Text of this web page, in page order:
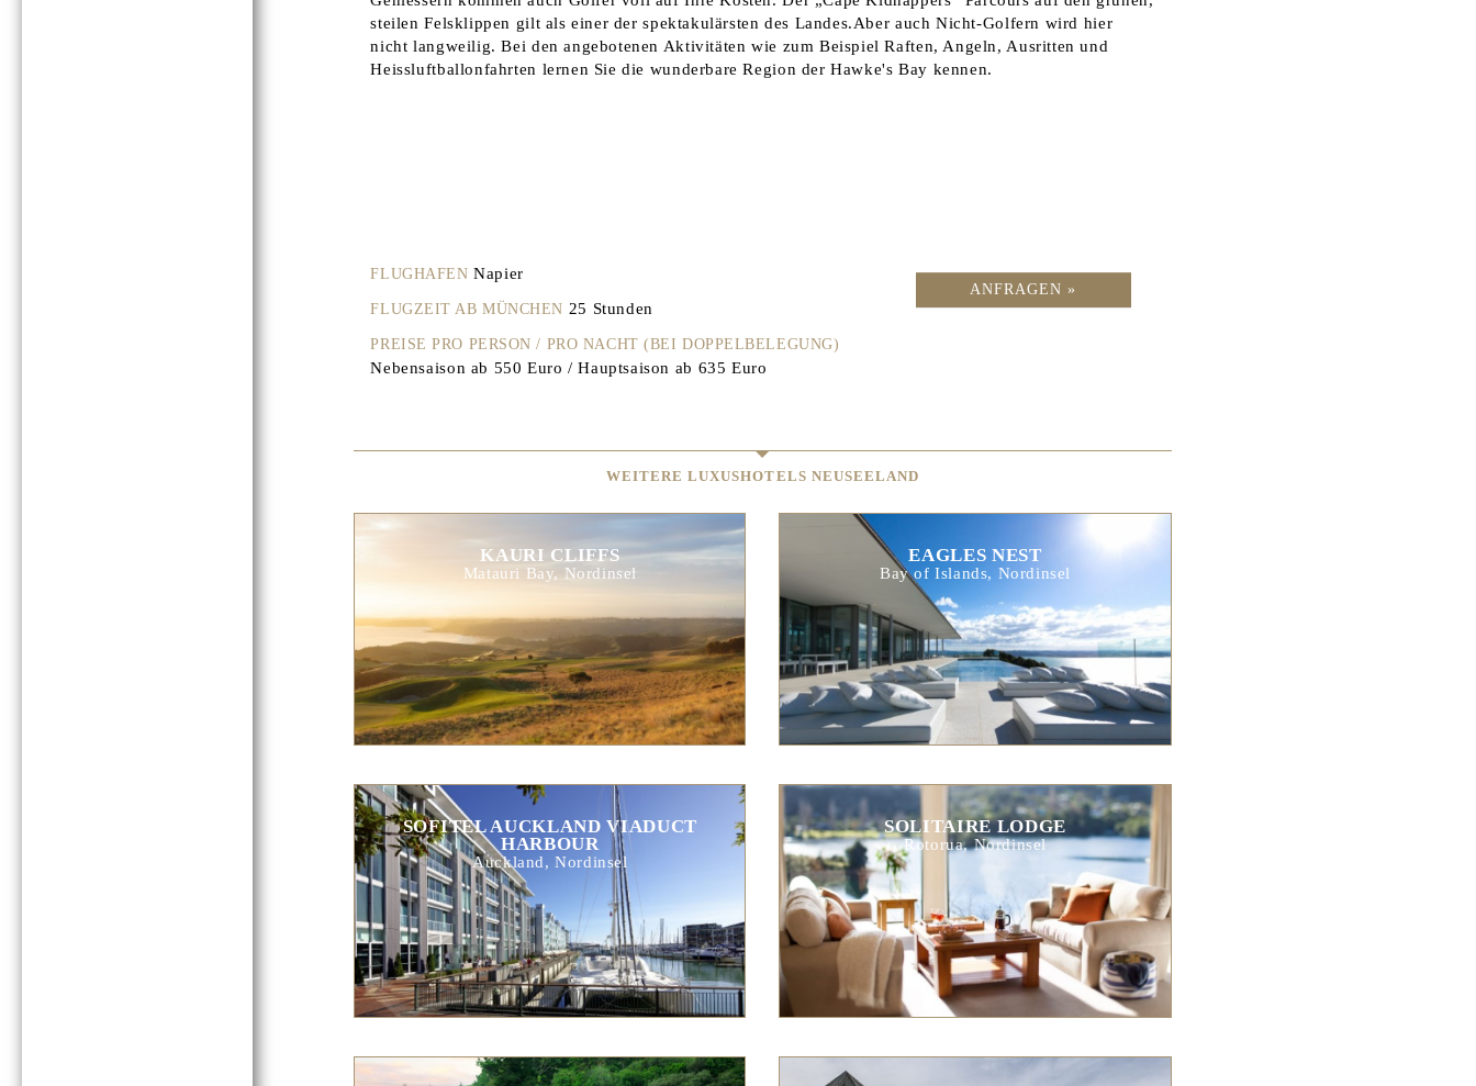
steilen Felsklippen gilt als einer der spektakulärsten des Landes.Aber auch Nicht-Golfern wird hier
nicht langweilig. Bei den angebotenen Aktivitäten wie zum Beispiel Raften, Angeln, Ausritten und
Heissluftballonfahrten lernen Sie die wunderbare Region der Hawke's Bay kennen.
FLUGHAFEN Napier
FLUGZEIT AB MÜNCHEN 25 Stunden
PREISE PRO PERSON / PRO NACHT (BEI DOPPELBELEGUNG)
Nebensaison ab 550 Euro / Hauptsaison ab 635 Euro
ANFRAGEN »
WEITERE LUXUSHOTELS NEUSEELAND
KAURI CLIFFS
Matauri Bay, Nordinsel
EAGLES NEST
Bay of Islands, Nordinsel
SOFITEL AUCKLAND VIADUCT
HARBOUR
Auckland, Nordinsel
SOLITAIRE LODGE
Rotorua, Nordinsel